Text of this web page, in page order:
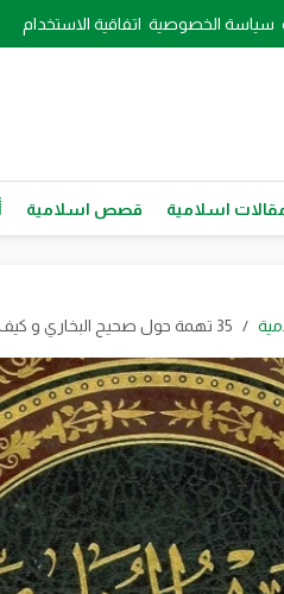
سياسة الخصوصية اتفاقية الاستخدام
اسلامية قصص اسلامية
35 تهمة حول صحيح البخاري و كيف ترد عليها